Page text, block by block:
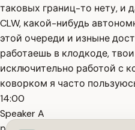
таковых границ-то нету, и
CLW, какой-нибудь
этой очереди и изныне
работаешь в клодкоде,
исключительно работой с
коворком я часто
14:00
Speaker A